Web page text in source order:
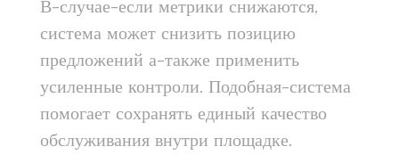
В-случае-если метрики снижаются,
система может снизить позицию
предложений а-также применить
усиленные контроли. Подобная-система
помогает сохранять единый качество
обслуживания внутри площадке.